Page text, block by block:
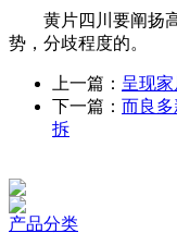
黄片四川要阐扬高
势，分歧程度的。
上一篇： 呈现
下一篇： 而良多
拆
产品分类